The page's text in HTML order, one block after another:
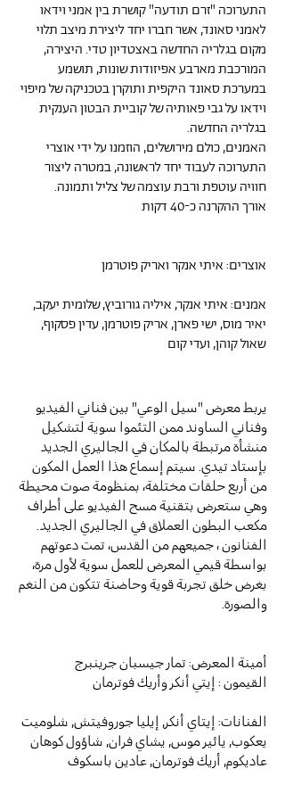
התערוכה "זרם תודעה" קושרת בין אמני וידאו
לאמני סאונד, אשר חברו יחד ליצירת מיצב תלוי
מקום בגלריה החדשה באצטדיון טדי. היצירה,
המורכבת מארבע אפיזודות שונות, תושמע
במערכת סאונד היקפית ותוקרן בטכניקה של מיפוי
וידאו על גבי פאותיה של קוביית הבטון הענקית
בגלריה החדשה.
האמנים, כולם מירושלים, הוזמנו על ידי אוצרי
התערוכה לעבוד יחד לראשונה, במטרה ליצור
חוויה עוטפת ורבת עוצמה של צליל ותמונה.
אורך ההקרנה כ-40 דקות
אוצרים: איתי אנקר ואריק פוטרמן
אמנים: איתי אנקר, איליה גורוביץ, שלומית יעקב,
יאיר מוס, ישי פארן, אריק פוטרמן, עדין פסקוף,
שאול קוהן, ועדי קום
يربط معرض "سيل الوعي" بين فناني الفيديو
وفناني الساوند ممن التئموا سوية لتشكيل
منشأة مرتبطة بالمكان في الجاليري الجديد
بإستاد تيدي. سيتم إسماع هذا العمل المكون
من أربع حلقات مختلفة، بمنظومة صوت محيطة
وهي ستعرض بتقنية مسح الفيديو على أطراف
مكعب البطون العملاق في الجاليري الجديد.
الفنانون ، جميعهم من القدس، تمت دعوتهم
بواسطة قيمي المعرض للعمل سوية لأول مرة،
بغرض خلق تجربة قوية وحاضنة تتكون من النغم
والصورة.
أمينة المعرض: تمار جيسبان جرينبرج
القيمون : إيتي أنكر وأريك فوترمان
الفنانات: إيتاي أنكر, إيليا جوروفيتش, شلوميت
يعكوب, يائير موس, يشاي فران, شاؤول كوهان
عاديكوم, أريك فوترمان, عادين باسكوف